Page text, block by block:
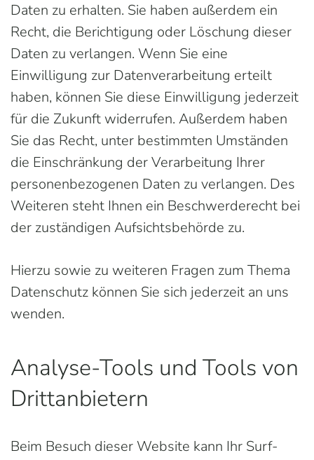
Daten zu erhalten. Sie haben außerdem ein
Recht, die Berichtigung oder Löschung dieser
Daten zu verlangen. Wenn Sie eine
Einwilligung zur Datenverarbeitung erteilt
haben, können Sie diese Einwilligung jederzeit
für die Zukunft widerrufen. Außerdem haben
Sie das Recht, unter bestimmten Umständen
die Einschränkung der Verarbeitung Ihrer
personenbezogenen Daten zu verlangen. Des
Weiteren steht Ihnen ein Beschwerderecht bei
der zuständigen Aufsichtsbehörde zu.
Hierzu sowie zu weiteren Fragen zum Thema
Datenschutz können Sie sich jederzeit an uns
wenden.
Analyse-Tools und Tools von
Dritt­anbietern
Beim Besuch dieser Website kann Ihr Surf-